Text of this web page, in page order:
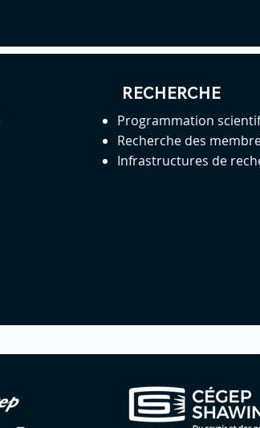
RECHERCHE
Programmation
Recherche des
Infrastructures de